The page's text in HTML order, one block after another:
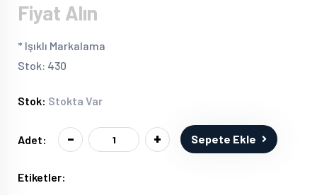
Fiyat Alın
* Işıklı Markalama
Stok: 430
Stok: Stokta Var
Adet: - + Sepete Ekle
Etiketler: